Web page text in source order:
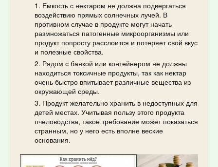
Емкость с нектаром не должна подвергаться
воздействию прямых солнечных лучей. В
противном случае в продукте могут начать
размножаться патогенные микроорганизмы или
продукт попросту расслоится и потеряет свой вкус
и полезные свойства.
Рядом с банкой или контейнером не должны
находиться токсичные продукты, так как нектар
очень быстро впитывает различные вещества из
окружающей среды.
Продукт желательно хранить в недоступных для
детей местах. Учитывая пользу этого продукта
пчеловодства, такое требование может показаться
странным, но у него есть вполне веские
основания.